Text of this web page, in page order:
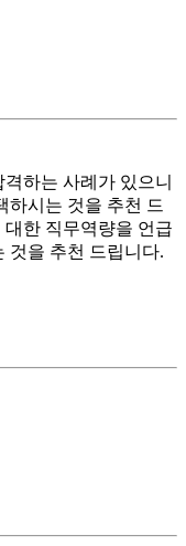
하는 사례가 있으니
하시는 것을 추천 드
한 직무역량을 언급
것을 추천 드립니다.